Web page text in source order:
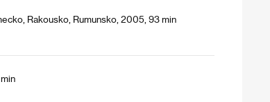
Rakousko, Rumunsko, 2005, 93 min